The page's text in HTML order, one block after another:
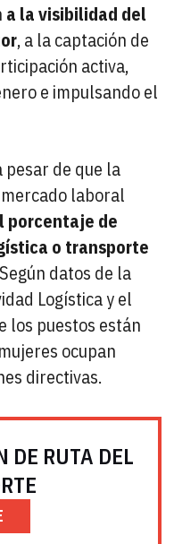
a la visibilidad del
, a la captación de
activa,
e impulsando el
pesar de que la
laboral
porcentaje de
o transporte
datos de la
Logística y el
los puestos están
ocupan
directivas.
DE RUTA DEL